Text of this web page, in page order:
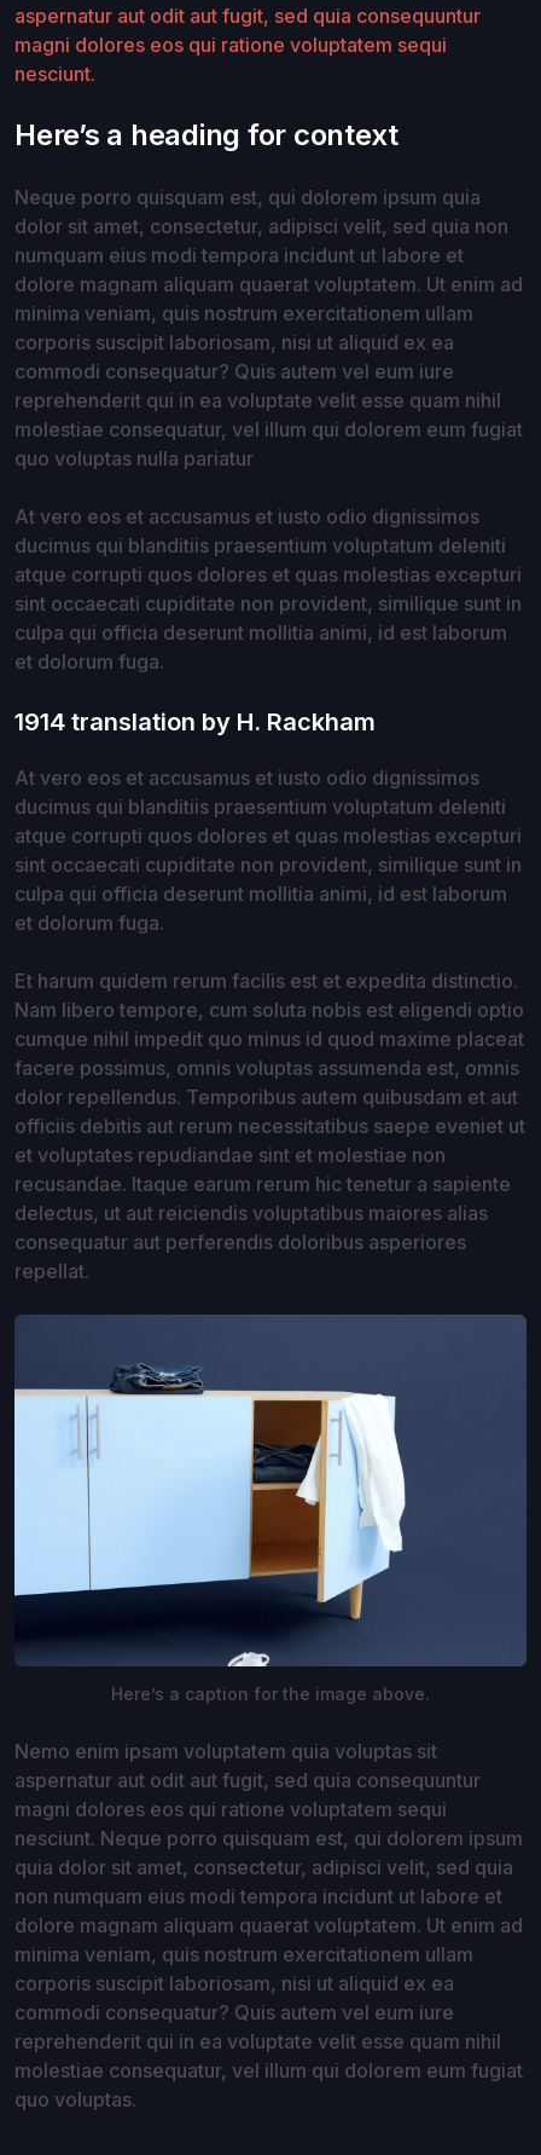
aspernatur aut odit aut fugit, sed quia consequuntur
magni dolores eos qui ratione voluptatem sequi
nesciunt.
Here’s a heading for context
Neque porro quisquam est, qui dolorem ipsum quia
dolor sit amet, consectetur, adipisci velit, sed quia non
numquam eius modi tempora incidunt ut labore et
dolore magnam aliquam quaerat voluptatem. Ut enim ad
minima veniam, quis nostrum exercitationem ullam
corporis suscipit laboriosam, nisi ut aliquid ex ea
commodi consequatur? Quis autem vel eum iure
reprehenderit qui in ea voluptate velit esse quam nihil
molestiae consequatur, vel illum qui dolorem eum fugiat
quo voluptas nulla pariatur
At vero eos et accusamus et iusto odio dignissimos
ducimus qui blanditiis praesentium voluptatum deleniti
atque corrupti quos dolores et quas molestias excepturi
sint occaecati cupiditate non provident, similique sunt in
culpa qui officia deserunt mollitia animi, id est laborum
et dolorum fuga.
1914 translation by H. Rackham
At vero eos et accusamus et iusto odio dignissimos
ducimus qui blanditiis praesentium voluptatum deleniti
atque corrupti quos dolores et quas molestias excepturi
sint occaecati cupiditate non provident, similique sunt in
culpa qui officia deserunt mollitia animi, id est laborum
et dolorum fuga.
Et harum quidem rerum facilis est et expedita distinctio.
Nam libero tempore, cum soluta nobis est eligendi optio
cumque nihil impedit quo minus id quod maxime placeat
facere possimus, omnis voluptas assumenda est, omnis
dolor repellendus. Temporibus autem quibusdam et aut
officiis debitis aut rerum necessitatibus saepe eveniet ut
et voluptates repudiandae sint et molestiae non
recusandae. Itaque earum rerum hic tenetur a sapiente
delectus, ut aut reiciendis voluptatibus maiores alias
consequatur aut perferendis doloribus asperiores
repellat.
Here’s a caption for the image above.
Nemo enim ipsam voluptatem quia voluptas sit
aspernatur aut odit aut fugit, sed quia consequuntur
magni dolores eos qui ratione voluptatem sequi
nesciunt. Neque porro quisquam est, qui dolorem ipsum
quia dolor sit amet, consectetur, adipisci velit, sed quia
non numquam eius modi tempora incidunt ut labore et
dolore magnam aliquam quaerat voluptatem. Ut enim ad
minima veniam, quis nostrum exercitationem ullam
corporis suscipit laboriosam, nisi ut aliquid ex ea
commodi consequatur? Quis autem vel eum iure
reprehenderit qui in ea voluptate velit esse quam nihil
molestiae consequatur, vel illum qui dolorem eum fugiat
quo voluptas.